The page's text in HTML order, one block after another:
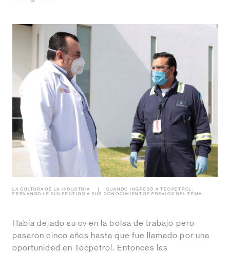
LA CULTURA DE LA INDUSTRIA
CUANDO INGRESÓ A TECPETROL,
FERNANDO LE DIO SENTIDO A SUS CONOCIMIENTOS PREVIOS DEL TEMA.
Había dejado su cv en la bolsa de trabajo pero
pasaron cinco años hasta que fue llamado por una
oportunidad en Tecpetrol. Entonces las